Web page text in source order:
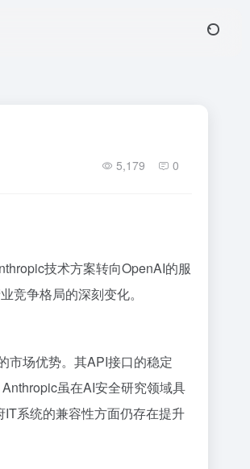
5,179 0
技术方案转向OpenAI的服
竞争格局的深刻变化。
市场优势。其API接口的稳定
虽在AI安全研究领域具
系统的兼容性方面仍存在提升